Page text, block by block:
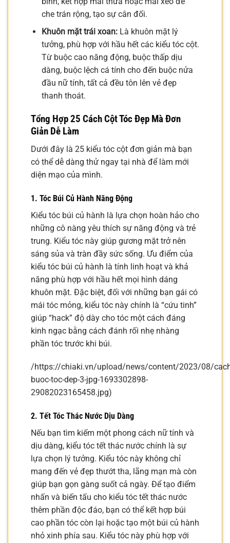
che trán rộng, tạo sự cân đối.
Khuôn mặt trái xoan:Là khuôn mặt lý
tưởng, phù hợp với hầu hết các kiểu tóc cột.
Từ buộc cao năng động, buộc thấp dịu
dàng, buộc lệch cá tính cho đến buộc nửa
đầu nữ tính, tất cả đều tôn lên vẻ đẹp
thanh thoát.
Tổng Hợp 25 Cách Cột Tóc Đẹp Mà Đơn
Giản Dễ Làm
Dưới đây là 25 kiểu tóc cột đơn giản mà bạn
có thể dễ dàng thử ngay tại nhà để làm mới
diện mạo của mình.
1. Tóc Búi Củ Hành Năng Động
Kiểu tóc búi củ hành là lựa chọn hoàn hảo cho
những cô nàng yêu thích sự năng động và trẻ
trung. Kiểu tóc này giúp gương mặt trở nên
sáng sủa và tràn đầy sức sống. Ưu điểm của
kiểu tóc búi củ hành là tính linh hoạt và khả
năng phù hợp với hầu hết mọi hình dáng
khuôn mặt. Đặc biệt, đối với những bạn gái có
mái tóc mỏng, kiểu tóc này chính là “cứu tinh”
giúp “hack” độ dày cho tóc một cách đáng
kinh ngạc bằng cách đánh rối nhẹ nhàng
phần tóc trước khi búi.
/https://chiaki.vn/upload/news/content/2023/08/
buoc-toc-dep-3-jpg-1693302898-
29082023165458.jpg)
2. Tết Tóc Thác Nước Dịu Dàng
Nếu bạn tìm kiếm một phong cách nữ tính và
dịu dàng, kiểu tóc tết thác nước chính là sự
lựa chọn lý tưởng. Kiểu tóc này không chỉ
mang đến vẻ đẹp thướt tha, lãng mạn mà còn
giúp bạn gọn gàng suốt cả ngày. Để tạo điểm
nhấn và biến tấu cho kiểu tóc tết thác nước
thêm phần độc đáo, bạn có thể kết hợp búi
cao phần tóc còn lại hoặc tạo một búi củ hành
nhỏ xinh phía sau. Kiểu tóc này phù hợp với